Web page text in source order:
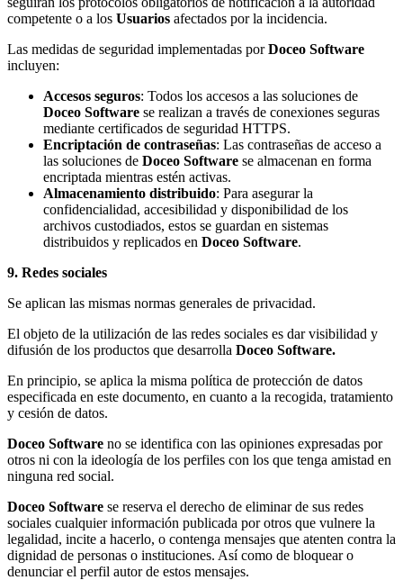
competente o a los Usuarios afectados por la incidencia.
Las medidas de seguridad implementadas porDoceo Software
incluyen:
Accesos seguros: Todos los accesos a las soluciones de
Doceo Software se realizan a través de conexiones seguras
mediante certificados de seguridad HTTPS.
Encriptación de contraseñas: Las contraseñas de acceso a
las soluciones de Doceo Software se almacenan en forma
encriptada mientras estén activas.
Almacenamiento distribuido: Para asegurar la
confidencialidad, accesibilidad y disponibilidad de los
archivos custodiados, estos se guardan en sistemas
distribuidos y replicados en Doceo Software.
9. Redes sociales
Se aplican las mismas normas generales de privacidad.
El objeto de la utilización de las redes sociales es dar visibilidad y
difusión de los productos que desarrolla Doceo Software.
En principio, se aplica la misma política de protección de datos
especificada en este documento, en cuanto a la recogida, tratamiento
y cesión de datos.
Doceo Software no se identifica con las opiniones expresadas por
otros ni con la ideología de los perfiles con los que tenga amistad en
ninguna red social.
Doceo Software se reserva el derecho de eliminar de sus redes
sociales cualquier información publicada por otros que vulnere la
legalidad, incite a hacerlo, o contenga mensajes que atenten contra la
dignidad de personas o instituciones. Así como de bloquear o
denunciar el perfil autor de estos mensajes.